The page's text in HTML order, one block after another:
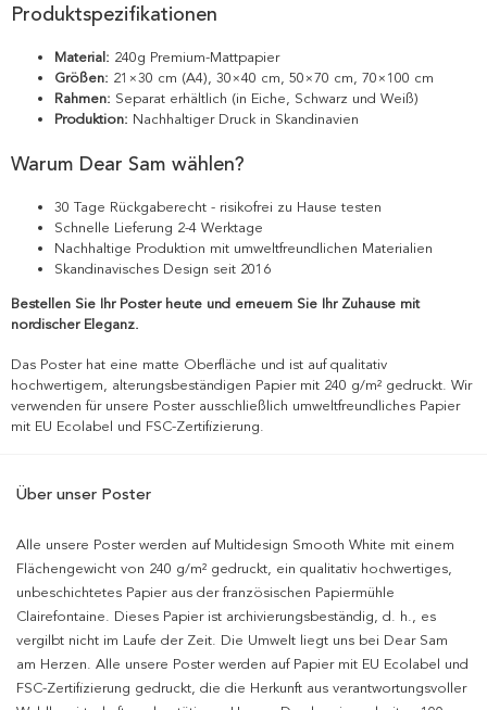
Produktspezifikationen
Material: 240g Premium-Mattpapier
Größen: 21×30 cm (A4), 30×40 cm, 50×70 cm, 70×100 cm
Rahmen: Separat erhältlich (in Eiche, Schwarz und Weiß)
Produktion: Nachhaltiger Druck in Skandinavien
Warum Dear Sam wählen?
30 Tage Rückgaberecht - risikofrei zu Hause testen
Schnelle Lieferung 2-4 Werktage
Nachhaltige Produktion mit umweltfreundlichen Materialien
Skandinavisches Design seit 2016
Bestellen Sie Ihr Poster heute und erneuern Sie Ihr Zuhause mit
nordischer Eleganz.
Das Poster hat eine matte Oberfläche und ist auf qualitativ
hochwertigem, alterungsbeständigen Papier mit 240 g/m² gedruckt. Wir
verwenden für unsere Poster ausschließlich umweltfreundliches Papier
mit EU Ecolabel und FSC-Zertifizierung.
Über unser Poster
Alle unsere Poster werden auf Multidesign Smooth White mit einem
Flächengewicht von 240 g/m² gedruckt, ein qualitativ hochwertiges,
unbeschichtetes Papier aus der französischen Papiermühle
Clairefontaine. Dieses Papier ist archivierungsbeständig, d. h., es
vergilbt nicht im Laufe der Zeit. Die Umwelt liegt uns bei Dear Sam
am Herzen. Alle unsere Poster werden auf Papier mit EU Ecolabel und
FSC-Zertifizierung gedruckt, die die Herkunft aus verantwortungsvoller